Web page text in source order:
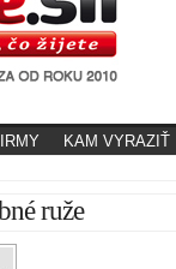
KAM VYRAZIŤ
ruže